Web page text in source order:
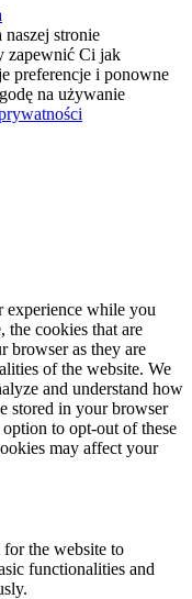
naszej stronie
zapewnić Ci jak
preferencje i ponowne
na używanie
experience while you
the cookies that are
browser as they are
of the website. We
and understand how
stored in your browser
to opt-out of these
may affect your
for the website to
functionalities and